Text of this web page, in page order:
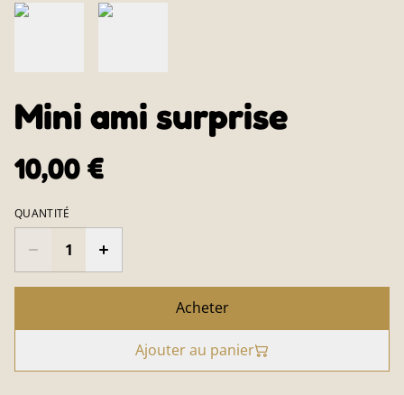
Mini ami surprise
10,00 €
QUANTITÉ
Acheter
Ajouter au panier